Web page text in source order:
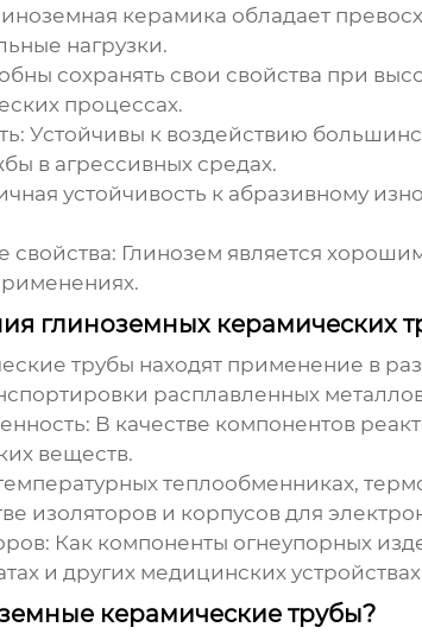
керамика обладает
нагрузки.
сохранять свои свойства при
процессах.
Устойчивы к воздействию
в агрессивных средах.
устойчивость к абразивному
свойства: Глинозем является
глиноземных керамических
трубы находят применение в
расплавленных
В качестве компонентов
веществ.
теплообменниках,
изоляторов и корпусов для
Как компоненты огнеупорных
и других медицинских
керамические трубы?